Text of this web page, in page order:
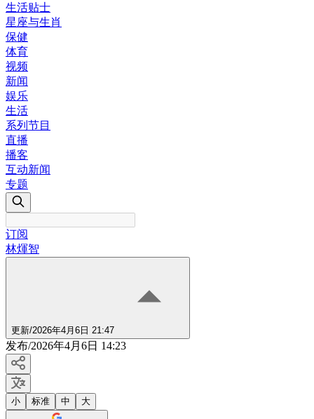
生活贴士
星座与生肖
保健
体育
视频
新闻
娱乐
生活
系列节目
直播
播客
互动新闻
专题
订阅
林煇智
更新/2026年4月6日 21:47
发布/2026年4月6日 14:23
小 标准 中 大